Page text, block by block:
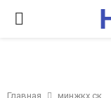
P
Главная минжкх ск